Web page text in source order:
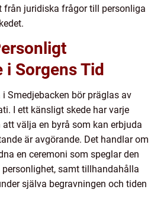
från juridiska frågor till personliga
i Sorgens Tid
Smedjebacken bör präglas av
I ett känsligt skede har varje
välja en byrå som kan erbjuda
är avgörande. Det handlar om
en ceremoni som speglar den
samt tillhandahålla
själva begravningen och tiden